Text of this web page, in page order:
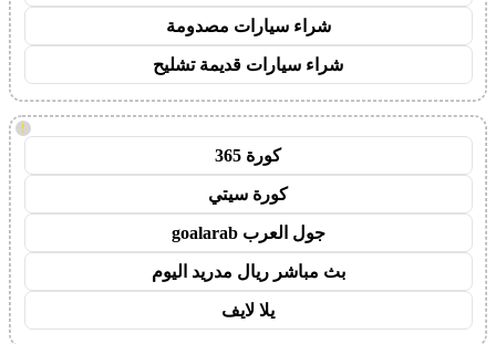
شراء سيارات مصدومة
شراء سيارات قديمة تشليح
!
كورة 365
كورة سيتي
جول العرب goalarab
بث مباشر ريال مدريد اليوم
يلا لايف